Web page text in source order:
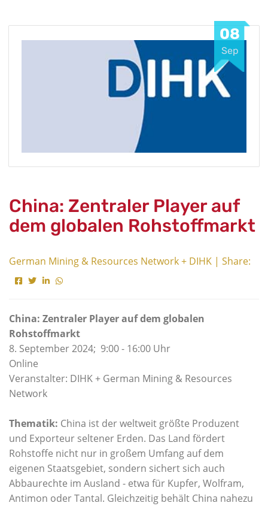
08
Sep
China: Zentraler Player auf
dem globalen Rohstoffmarkt
German Mining & Resources Network + DIHK | Share:
China: Zentraler Player auf dem globalen
Rohstoffmarkt
8. September 2024; 9:00 - 16:00 Uhr
Online
Veranstalter: DIHK + German Mining & Resources
Network
Thematik: China ist der weltweit größte Produzent
und Exporteur seltener Erden. Das Land fördert
Rohstoffe nicht nur in großem Umfang auf dem
eigenen Staatsgebiet, sondern sichert sich auch
Abbaurechte im Ausland - etwa für Kupfer, Wolfram,
Antimon oder Tantal. Gleichzeitig behält China nahezu